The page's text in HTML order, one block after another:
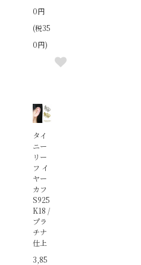
0円
(税35
0円)
タイ
ニー
リー
フ イ
ヤー
カフ
S925
K18 /
プラ
チナ
仕上
3,85